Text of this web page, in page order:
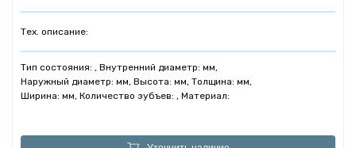
Тех. описание:
Тип состояния: , Внутренний диаметр: мм,
Наружный диаметр: мм, Высота: мм, Толщина: мм,
Ширина: мм, Количество зубъев: , Материал: